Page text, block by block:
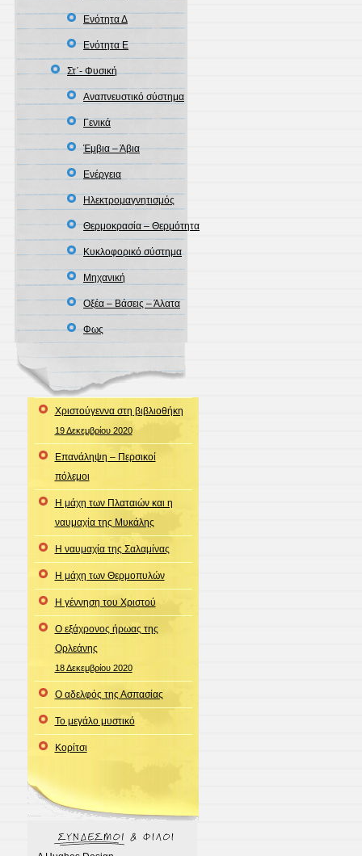
Ενότητα Δ
Ενότητα Ε
Στ΄- Φυσική
Αναπνευστικό σύστημα
Γενικά
Έμβια – Άβια
Ενέργεια
Ηλεκτρομαγνητισμός
Θερμοκρασία – Θερμότητα
Κυκλοφορικό σύστημα
Μηχανική
Οξέα – Βάσεις – Άλατα
Φως
Χριστούγεννα στη βιβλιοθήκη
19 Δεκεμβρίου 2020
Επανάληψη – Περσικοί
πόλεμοι
Η μάχη των Πλαταιών και η
ναυμαχία της Μυκάλης
Η ναυμαχία της Σαλαμίνας
Η μάχη των Θερμοπυλών
Η γέννηση του Χριστού
Ο εξάχρονος ήρωας της
Ορλεάνης
18 Δεκεμβρίου 2020
Ο αδελφός της Ασπασίας
Το μεγάλο μυστικό
Κορίτσι